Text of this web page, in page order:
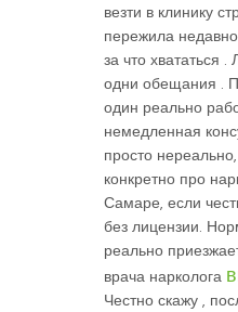
везти в клинику
пережила
за что хвататься .
одни обещания .
один реально
немедленная
просто
конкретно про
Самаре, если
без лицензии.
реально
врача нарколога
Честно скажу ,